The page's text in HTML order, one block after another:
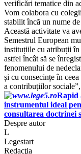
verificări tematice din
Vom colabora cu
stabilit încă un nume
Această activitate va
Semestrul European
instituțiile cu atribuții în
astfel încât să se
fenomenului de
și cu consecințe în
a contribuțiilor
Rapid
instrumentul ideal
consultarea doctrinei
Despre autor
L
Legestart
Redacţia